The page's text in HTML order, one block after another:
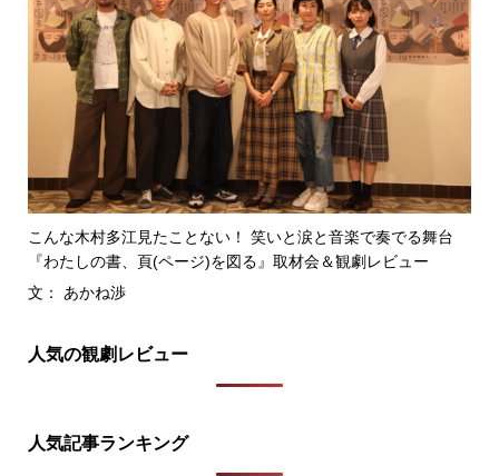
こんな木村多江見たことない！ 笑いと涙と音楽で奏でる舞台
『わたしの書、頁(ページ)を図る』取材会＆観劇レビュー
文： あかね渉
人気の観劇レビュー
人気記事ランキング